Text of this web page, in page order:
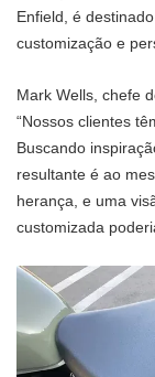
Enfield, é
customização e
Mark Wells, chefe
“Nossos clientes
Buscando
resultante é ao
herança, e uma
customizada